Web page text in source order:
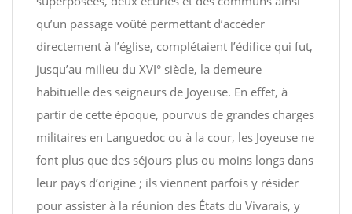
qu’un passage voûté permettant d’accéder
directement à l’église, complétaient l’édifice qui fut,
jusqu’au milieu du XVI° siècle, la demeure
habituelle des seigneurs de Joyeuse. En effet, à
partir de cette époque, pourvus de grandes charges
militaires en Languedoc ou à la cour, les Joyeuse ne
font plus que des séjours plus ou moins longs dans
leur pays d’origine ; ils viennent parfois y résider
pour assister à la réunion des États du Vivarais, y